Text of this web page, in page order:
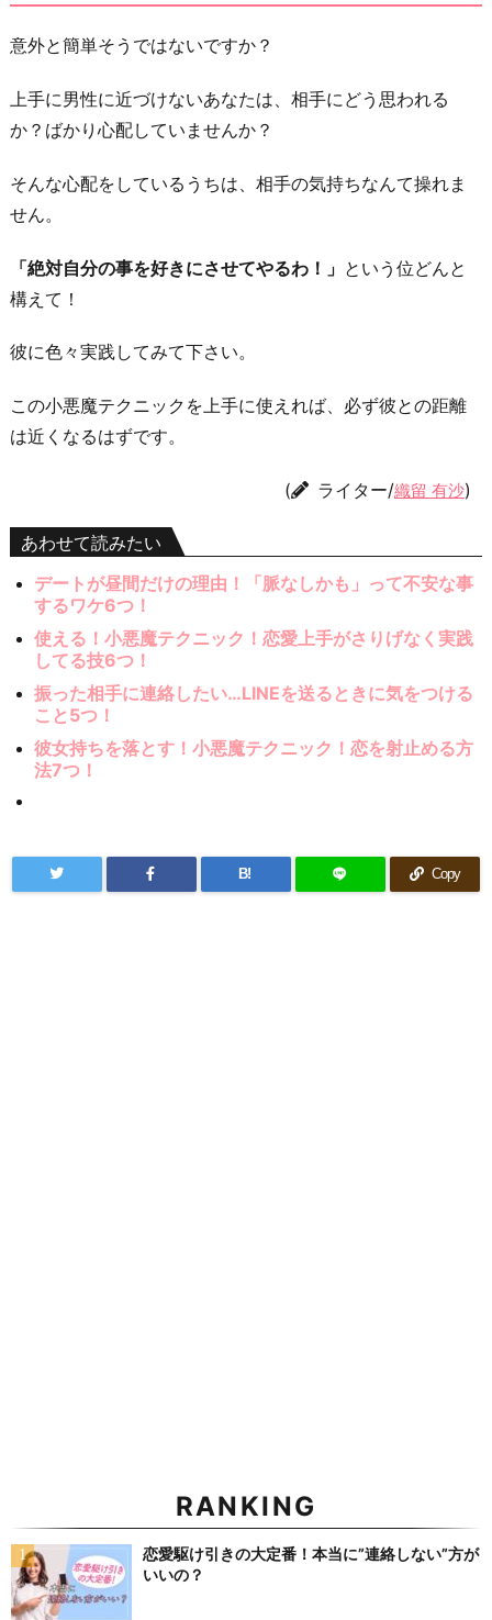
意外と簡単そうではないですか？
上手に男性に近づけないあなたは、相手にどう思われる
か？ばかり心配していませんか？
そんな心配をしているうちは、相手の気持ちなんて操れま
せん。
「絶対自分の事を好きにさせてやるわ！」 という位どんと
構えて！
彼に色々実践してみて下さい。
この小悪魔テクニックを上手に使えれば、必ず彼との距離
は近くなるはずです。
( ライター/織留 有沙)
あわせて読みたい
デートが昼間だけの理由！「脈なしかも」って不安な事
するワケ6つ！
使える！小悪魔テクニック！恋愛上手がさりげなく実践
してる技6つ！
振った相手に連絡したい…LINEを送るときに気をつける
こと5つ！
彼女持ちを落とす！小悪魔テクニック！恋を射止める方
法7つ！
B! Copy
RANKING
恋愛駆け引きの大定番！本当に”連絡しない”方が
いいの？